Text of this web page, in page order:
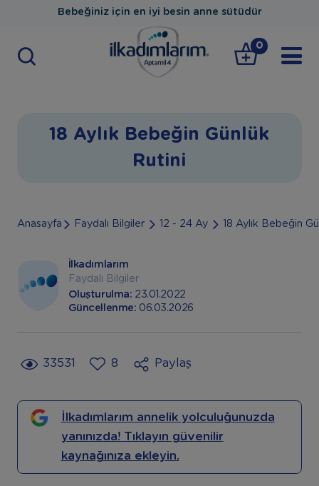
Bebeğiniz için en iyi besin anne sütüdür
0
18 Aylık Bebeğin Günlük
Rutini
Anasayfa Faydalı Bilgiler 12 - 24 Ay 18 Aylık Bebeğin
İlkadımlarım
Faydalı Bilgiler
Oluşturulma: 23.01.2022
Güncellenme: 06.03.2026
33531 8 Paylaş
İlkadımlarım annelik yolculuğunuzda
yanınızda! Tıklayın güvenilir
kaynağınıza ekleyin.